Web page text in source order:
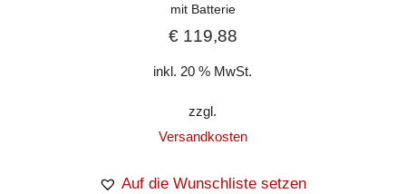
mit Batterie
€119,88
inkl. 20 % MwSt.
zzgl.
Versandkosten
Auf die Wunschliste setzen